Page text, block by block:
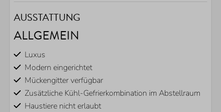
AUSSTATTUNG
ALLGEMEIN
Luxus
Modern eingerichtet
Mückengitter verfügbar
Zusätzliche Kühl-Gefrierkombination im Abstellraum
Haustiere nicht erlaubt